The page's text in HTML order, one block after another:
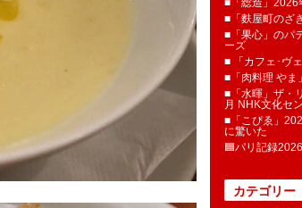
■「総造」2026
■「麩屋町のざ
■「果心」のパ
ーズ
■ 「カフェ･ヴ
■「肉料理 やま
■「水暉」ザ・
月 NHK文化セ
■「こぴゑ」
に驚いた
🟦パリ記録
カテゴリー